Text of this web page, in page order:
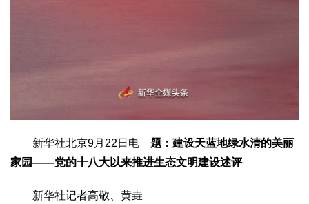
地方
津 冀 晋 蒙 辽 黑 沪 苏 浙 皖
闽
赣
鲁 豫 鄂 湘 粤 桂 琼 渝 川 黔
新华社北京9月22日电 题：建设天蓝地绿水清的美丽
家园——党的十八大以来推进生态文明建设述评
新华社记者高敬、黄垚